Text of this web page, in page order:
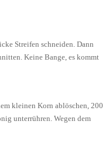
Streifen schneiden. Dann
Keine Bange, es kommt
kleinen Korn ablöschen, 200
unterrühren. Wegen dem